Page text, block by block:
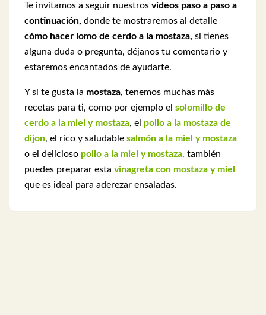
Te invitamos a seguir nuestros videos paso a paso a
continuación, donde te mostraremos al detalle
cómo hacer lomo de cerdo a la mostaza, si tienes
alguna duda o pregunta, déjanos tu comentario y
estaremos encantados de ayudarte.
Y si te gusta la mostaza, tenemos muchas más
recetas para ti, como por ejemplo el solomillo de
cerdo a la miel y mostaza, el pollo a la mostaza de
dijon, el rico y saludable salmón a la miel y mostaza
o el delicioso pollo a la miel y mostaza, también
puedes preparar esta vinagreta con mostaza y miel
que es ideal para aderezar ensaladas.